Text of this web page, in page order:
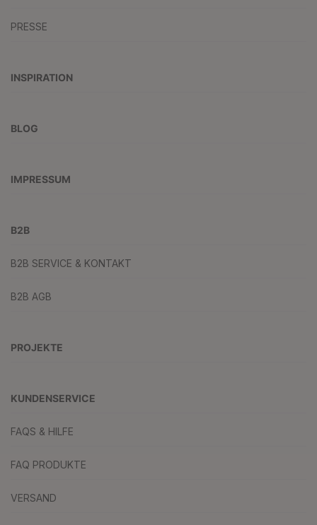
PRESSE
INSPIRATION
BLOG
IMPRESSUM
B2B
B2B SERVICE & KONTAKT
B2B AGB
PROJEKTE
KUNDENSERVICE
FAQS & HILFE
FAQ PRODUKTE
VERSAND